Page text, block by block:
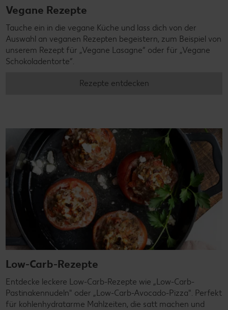
Vegane Rezepte
Tauche ein in die vegane Küche und lass dich von der
Auswahl an veganen Rezepten begeistern, zum Beispiel von
unserem Rezept für „Vegane Lasagne“ oder für „Vegane
Schokoladentorte“.
Rezepte entdecken
Low-Carb-Rezepte
Entdecke leckere Low-Carb-Rezepte wie „Low-Carb-
Pastinakennudeln" oder „Low-Carb-Avocado-Pizza". Perfekt
für kohlenhydratarme Mahlzeiten, die satt machen und